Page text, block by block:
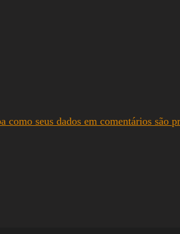
como seus dados em comentários são